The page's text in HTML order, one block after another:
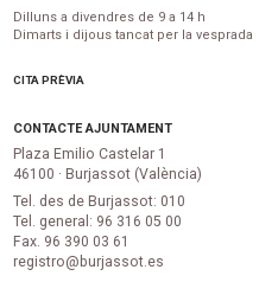
Dilluns a divendres de 9 a 14 h
Dimarts i dijous tancat per la vesprada
CITA PRÈVIA
CONTACTE AJUNTAMENT
Plaza Emilio Castelar 1
46100 · Burjassot (València)
Tel. des de Burjassot: 010
Tel. general: 96 316 05 00
Fax. 96 390 03 61
registro@burjassot.es